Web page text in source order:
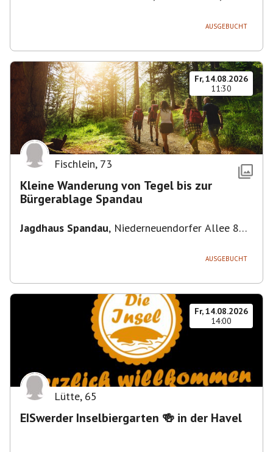
AUSGEBUCHT
Fr, 14.08.2026
11:30
Fischlein, 73
Kleine Wanderung von Tegel bis zur
Bürgerablage Spandau
Jagdhaus Spandau, Niederneuendorfer Allee 80,
AUSGEBUCHT
Fr, 14.08.2026
14:00
Lütte, 65
EISwerder Inselbiergarten 🍻 in der Havel